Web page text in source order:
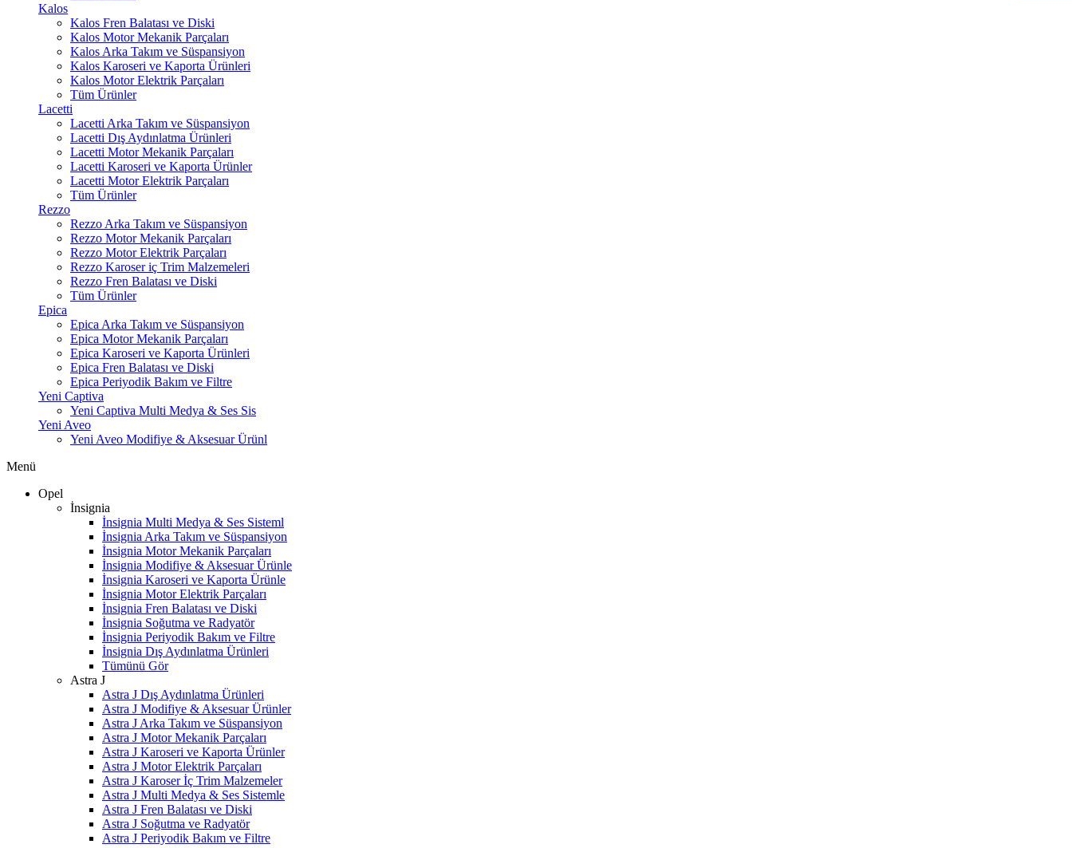
Kalos
Kalos Fren Balatası ve Diski
Kalos Motor Mekanik Parçaları
Kalos Arka Takım ve Süspansiyon
Kalos Karoseri ve Kaporta Ürünleri
Kalos Motor Elektrik Parçaları
Tüm Ürünler
Lacetti
Lacetti Arka Takım ve Süspansiyon
Lacetti Dış Aydınlatma Ürünleri
Lacetti Motor Mekanik Parçaları
Lacetti Karoseri ve Kaporta Ürünler
Lacetti Motor Elektrik Parçaları
Tüm Ürünler
Rezzo
Rezzo Arka Takım ve Süspansiyon
Rezzo Motor Mekanik Parçaları
Rezzo Motor Elektrik Parçaları
Rezzo Karoser iç Trim Malzemeleri
Rezzo Fren Balatası ve Diski
Tüm Ürünler
Epica
Epica Arka Takım ve Süspansiyon
Epica Motor Mekanik Parçaları
Epica Karoseri ve Kaporta Ürünleri
Epica Fren Balatası ve Diski
Epica Periyodik Bakım ve Filtre
Yeni Captiva
Yeni Captiva Multi Medya & Ses Sis
Yeni Aveo
Yeni Aveo Modifiye & Aksesuar Ürünl
Menü
Opel
İnsignia
İnsignia Multi Medya & Ses Sisteml
İnsignia Arka Takım ve Süspansiyon
İnsignia Motor Mekanik Parçaları
İnsignia Modifiye & Aksesuar Ürünle
İnsignia Karoseri ve Kaporta Ürünle
İnsignia Motor Elektrik Parçaları
İnsignia Fren Balatası ve Diski
İnsignia Soğutma ve Radyatör
İnsignia Periyodik Bakım ve Filtre
İnsignia Dış Aydınlatma Ürünleri
Tümünü Gör
Astra J
Astra J Dış Aydınlatma Ürünleri
Astra J Modifiye & Aksesuar Ürünler
Astra J Arka Takım ve Süspansiyon
Astra J Motor Mekanik Parçaları
Astra J Karoseri ve Kaporta Ürünler
Astra J Motor Elektrik Parçaları
Astra J Karoser İç Trim Malzemeler
Astra J Multi Medya & Ses Sistemle
Astra J Fren Balatası ve Diski
Astra J Soğutma ve Radyatör
Astra J Periyodik Bakım ve Filtre